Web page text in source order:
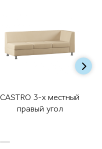
CASTRO 3-х местный
правый угол